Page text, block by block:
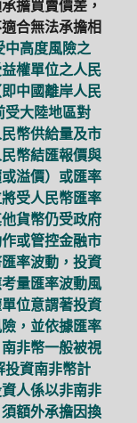
擔買賣價差，
合無法承擔相
中高度風險之
權單位之人民
中國離岸人民
受大陸地區對
幣供給量及市
幣結匯報價與
溢價）或匯率
受人民幣匯率
貨幣仍受政府
或管控金融市
率波動，投資
量匯率波動風
位意謂著投資
，並依據匯率
非幣一般被視
投資南非幣計
人係以非南非
額外承擔因換